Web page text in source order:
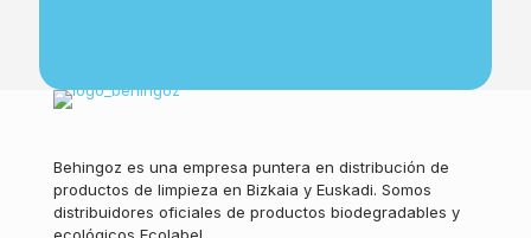
Behingoz es una empresa puntera en distribución de
productos de limpieza en Bizkaia y Euskadi. Somos
distribuidores oficiales de productos biodegradables y